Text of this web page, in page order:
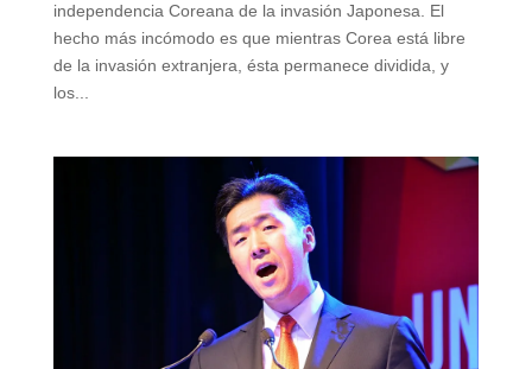
independencia Coreana de la invasión Japonesa. El
hecho más incómodo es que mientras Corea está libre
de la invasión extranjera, ésta permanece dividida, y
los...